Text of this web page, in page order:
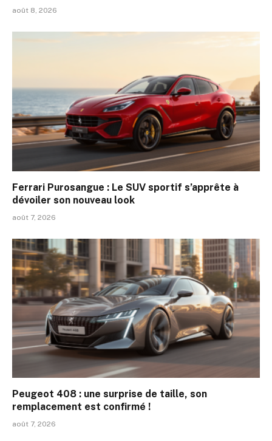
août 8, 2026
Ferrari Purosangue : Le SUV sportif s’apprête à
dévoiler son nouveau look
août 7, 2026
Peugeot 408 : une surprise de taille, son
remplacement est confirmé !
août 7, 2026